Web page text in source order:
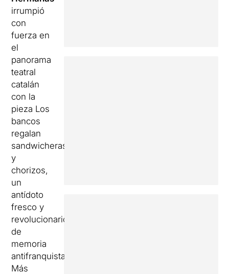
irrumpió
con
fuerza en
el
panorama
teatral
catalán
con la
pieza Los
bancos
regalan
sandwicheras
y
chorizos,
un
antídoto
fresco y
revolucionario
de
memoria
antifranquista.
Más